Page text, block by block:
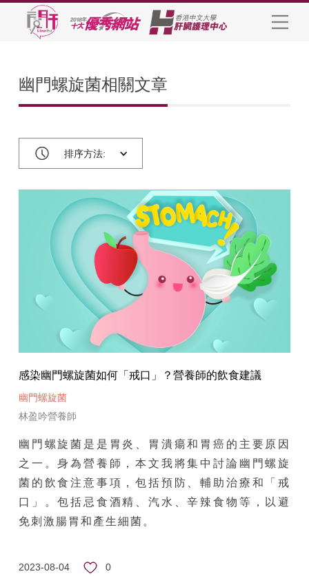
幽門螺旋菌相關文章
排序方法:
感染幽門螺旋菌如何「戒口」？營養師的飲食建議
幽門螺旋菌
林盈吟營養師
幽門螺旋菌是是胃炎、胃潰瘍和胃癌的主要原因
之一。身為營養師，本文我將集中討論幽門螺旋
菌的飲食注意事項，包括預防、輔助治療和「戒
口」。包括忌食酒精、汽水、辛辣食物等，以避
免刺激腸胃和產生細菌。
2023-08-04 0